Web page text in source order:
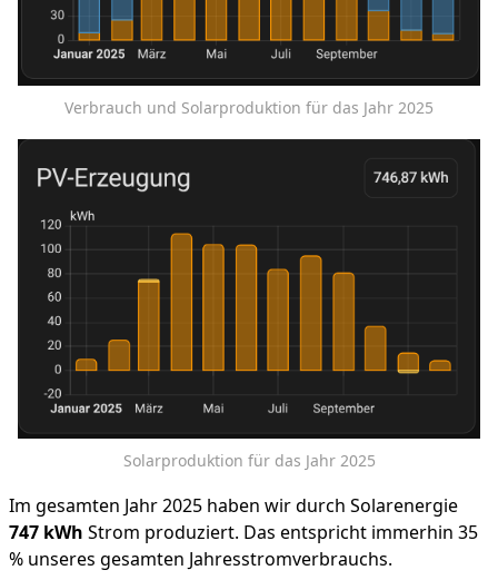
Verbrauch und Solarproduktion für das Jahr 2025
Solarproduktion für das Jahr 2025
Im gesamten Jahr 2025 haben wir durch Solarenergie
747 kWh Strom produziert. Das entspricht immerhin 35
% unseres gesamten Jahresstromverbrauchs.